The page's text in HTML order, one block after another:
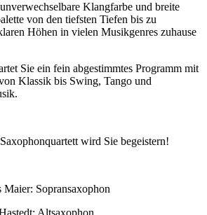
Klangfarbe und breite
von den tiefsten Tiefen bis zu
Höhen in vielen Musikgenres zuhause
Sie ein fein abgestimmtes Programm mit
Klassik bis Swing, Tango und
wird Sie begeistern!
Maier: Sopransaxophon